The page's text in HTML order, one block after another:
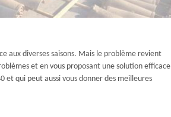
aux diverses saisons. Mais le problème revient
et en vous proposant une solution efficace
et qui peut aussi vous donner des meilleures